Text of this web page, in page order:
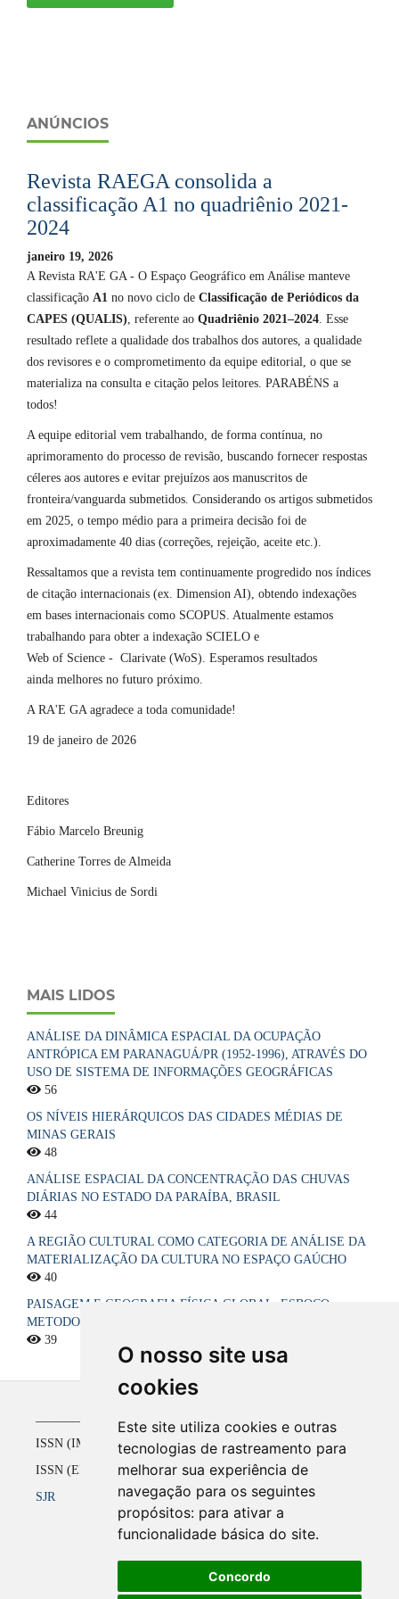
O nosso site usa
cookies
Este site utiliza cookies e outras
tecnologias de rastreamento para
melhorar sua experiência de
navegação para os seguintes
propósitos: para ativar a
funcionalidade básica do site.
Concordo
ANÚNCIOS
Revista RAEGA consolida a
classificação A1 no quadriênio 2021-
2024
janeiro 19, 2026
A Revista RA'E GA - O Espaço Geográfico em Análise manteve
classificação A1 no novo ciclo de Classificação de Periódicos da
CAPES (QUALIS), referente ao Quadriênio 2021–2024. Esse
resultado reflete a qualidade dos trabalhos dos autores, a qualidade
dos revisores e o comprometimento da equipe editorial, o que se
materializa na consulta e citação pelos leitores. PARABÉNS a
todos!
A equipe editorial vem trabalhando, de forma contínua, no
aprimoramento do processo de revisão, buscando fornecer respostas
céleres aos autores e evitar prejuízos aos manuscritos de
fronteira/vanguarda submetidos. Considerando os artigos submetidos
em 2025, o tempo médio para a primeira decisão foi de
aproximadamente 40 dias (correções, rejeição, aceite etc.).
Ressaltamos que a revista tem continuamente progredido nos índices
de citação internacionais (ex. Dimension AI), obtendo indexações
em bases internacionais como SCOPUS. Atualmente estamos
trabalhando para obter a indexação SCIELO e
Web of Science - Clarivate (WoS). Esperamos resultados
ainda melhores no futuro próximo.
A RA'E GA agradece a toda comunidade!
19 de janeiro de 2026
Editores
Fábio Marcelo Breunig
Catherine Torres de Almeida
Michael Vinicius de Sordi
MAIS LIDOS
ANÁLISE DA DINÂMICA ESPACIAL DA OCUPAÇÃO
ANTRÓPICA EM PARANAGUÁ/PR (1952-1996), ATRAVÉS DO
USO DE SISTEMA DE INFORMAÇÕES GEOGRÁFICAS
56
OS NÍVEIS HIERÁRQUICOS DAS CIDADES MÉDIAS DE
MINAS GERAIS
48
ANÁLISE ESPACIAL DA CONCENTRAÇÃO DAS CHUVAS
DIÁRIAS NO ESTADO DA PARAÍBA, BRASIL
44
A REGIÃO CULTURAL COMO CATEGORIA DE ANÁLISE DA
MATERIALIZAÇÃO DA CULTURA NO ESPAÇO GAÚCHO
40
PAISAGEM E GEOGRAFIA FÍSICA GLOBAL. ESBOÇO
METODOLÓGICO
39
ISSN (IMPRESSO) 1516-4136 até 2008
ISSN (ELETRÔNICO) 2177-2738 a partir de 2009
SJR